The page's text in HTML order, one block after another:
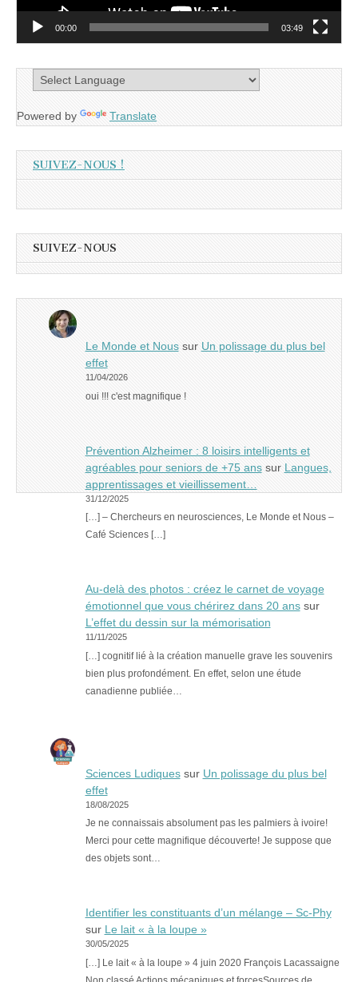
00:00 03:49
Powered by Translate
SUIVEZ-NOUS !
SUIVEZ-NOUS
Le Monde et Noussur Un polissage du plus bel
effet
11/04/2026
oui !!! c'est magnifique !
Prévention Alzheimer : 8 loisirs intelligents et
agréables pour seniors de +75 anssur Langues,
apprentissages et vieillissement…
31/12/2025
[…] – Chercheurs en neurosciences, Le Monde et Nous –
Café Sciences […]
Au-delà des photos : créez le carnet de voyage
émotionnel que vous chérirez dans 20 anssur
L’effet du dessin sur la mémorisation
11/11/2025
[…] cognitif lié à la création manuelle grave les souvenirs
bien plus profondément. En effet, selon une étude
canadienne publiée…
Sciences Ludiquessur Un polissage du plus bel
effet
18/08/2025
Je ne connaissais absolument pas les palmiers à ivoire!
Merci pour cette magnifique découverte! Je suppose que
des objets sont…
Identifier les constituants d’un mélange – Sc-Phy
sur Le lait « à la loupe »
30/05/2025
[…] Le lait « à la loupe » 4 juin 2020 François Lacassaigne